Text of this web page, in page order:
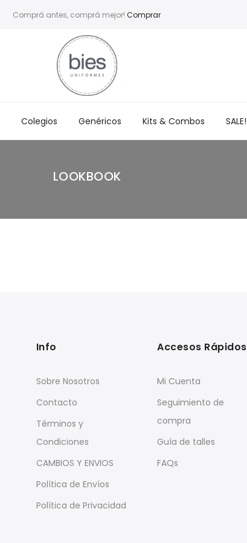
Comprá antes, comprá mejor!Comprar
Colegios Genéricos Kits & Combos SALE!
LOOKBOOK
Info
Sobre Nosotros
Contacto
Términos y
Condiciones
CAMBIOS Y ENVIOS
Política de Envíos
Política de Privacidad
Accesos Rápidos
Mi Cuenta
Seguimiento de
compra
Guía de talles
FAQs